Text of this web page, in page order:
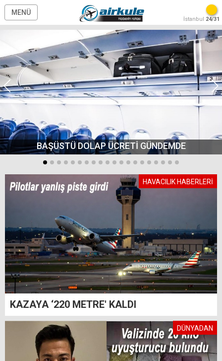
MENÜ
İstanbul 24/31
BAŞÜSTÜ DOLAP ÜCRETİ GÜNDEMDE
HAVACILIK HABERLERİ
KAZAYA ‘220 METRE' KALDI
DÜNYADAN